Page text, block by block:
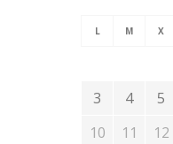
L M X
3
4 5
10
11 12